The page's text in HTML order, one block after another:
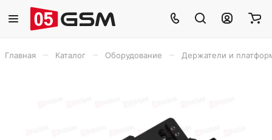
Главная Каталог Оборудование Держатели и